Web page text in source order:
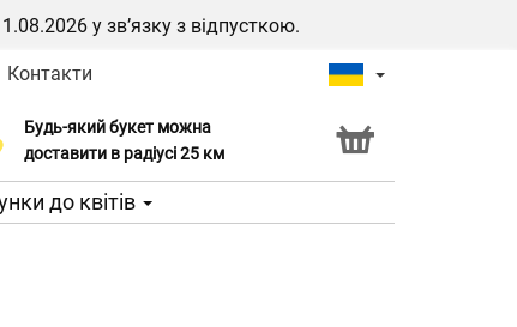
у зв’язку з відпусткою.
Контакти
Будь-який букет можна
доставити в радіусі 25 км
Послуга Click & Collect
до квітів